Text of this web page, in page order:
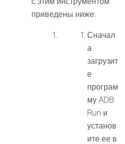
приведены ниже:
Сначал
а
загрузит
е
програм
му ADB
Run и
установ
ите ее в